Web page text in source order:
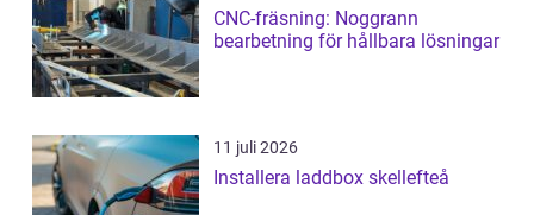
CNC-fräsning: Noggrann
bearbetning för hållbara lösningar
11 juli 2026
Installera laddbox skellefteå